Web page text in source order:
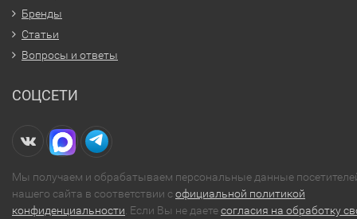
Бренды
Статьи
Вопросы и ответы
СОЦСЕТИ
Мы получаем и обрабатываем персональные данные
нашего сайта в соответствии софициальной политикой
конфиденциальности . Если Вы не даетесогласия на обработку